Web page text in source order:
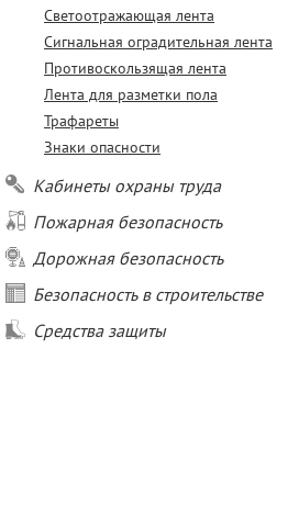
Светоотражающая лента
Сигнальная оградительная лента
Противоскользящая лента
Лента для разметки пола
Трафареты
Знаки опасности
Кабинеты охраны труда
Пожарная безопасность
Дорожная безопасность
Безопасность в строительстве
Средства защиты